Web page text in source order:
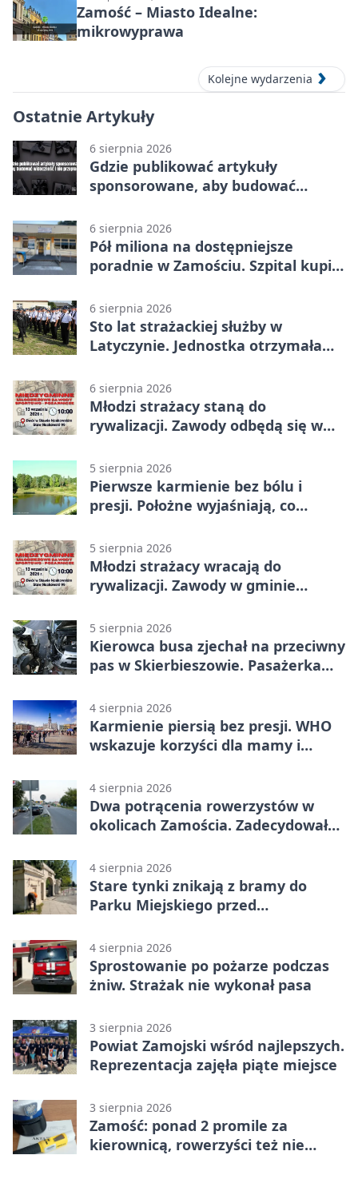
Zamość – Miasto Idealne:
mikrowyprawa
Kolejne wydarzenia
Ostatnie Artykuły
6 sierpnia 2026
Gdzie publikować artykuły
sponsorowane, aby budować
6 sierpnia 2026
Pół miliona na dostępniejsze
poradnie w Zamościu. Szpital kupi
6 sierpnia 2026
Sto lat strażackiej służby w
Latyczynie. Jednostka otrzymała
6 sierpnia 2026
Młodzi strażacy staną do
rywalizacji. Zawody odbędą się w
5 sierpnia 2026
Pierwsze karmienie bez bólu i
presji. Położne wyjaśniają, co
5 sierpnia 2026
Młodzi strażacy wracają do
rywalizacji. Zawody w gminie
5 sierpnia 2026
Kierowca busa zjechał na przeciwny
pas w Skierbieszowie. Pasażerka
4 sierpnia 2026
Karmienie piersią bez presji. WHO
wskazuje korzyści dla mamy i
4 sierpnia 2026
Dwa potrącenia rowerzystów w
okolicach Zamościa. Zadecydowało
4 sierpnia 2026
Stare tynki znikają z bramy do
Parku Miejskiego przed
4 sierpnia 2026
Sprostowanie po pożarze podczas
żniw. Strażak nie wykonał pasa
3 sierpnia 2026
Powiat Zamojski wśród najlepszych.
Reprezentacja zajęła piąte miejsce
3 sierpnia 2026
Zamość: ponad 2 promile za
kierownicą, rowerzyści też nie